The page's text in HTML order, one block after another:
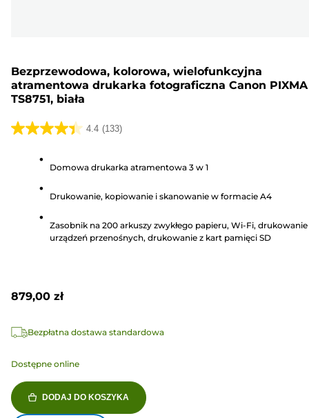
Bezprzewodowa, kolorowa, wielofunkcyjna
atramentowa drukarka fotograficzna Canon PIXMA
TS8751, biała
4.4 (133)
4.4
gwiazdek.
Recenzji
Domowa drukarka atramentowa 3 w 1
Drukowanie, kopiowanie i skanowanie w formacie A4
Zasobnik na 200 arkuszy zwykłego papieru, Wi-Fi, drukowanie
urządzeń przenośnych, drukowanie z kart pamięci SD
879,00 zł
Bezpłatna dostawa standardowa
Dostępne online
DODAJ DO KOSZYKA